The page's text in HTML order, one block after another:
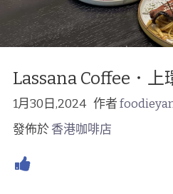
Lassana Coffee．上
1月30日,2024 作者
發佈於香港咖啡店